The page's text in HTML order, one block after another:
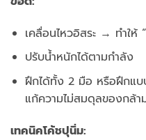
เคลื่อนไหวอิสระ → ทำให้
ปรับน้ำหนักได้ตามกำลัง
ฝึกได้ทั้ง 2 มือ หรือฝึกแ
แก้ความไม่สมดุลของกล้า
เทคนิคโค้ชปุนิ่ม: